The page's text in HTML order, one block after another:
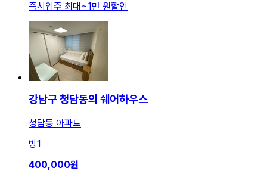
즉시입주 최대 ~1만 원할인
강남구 청담동의 쉐어하우스
청담동 아파트
방1
400,000원